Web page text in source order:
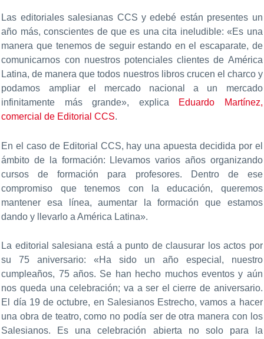
Las editoriales salesianas CCS y edebé están presentes un
año más, conscientes de que es una cita ineludible: «Es una
manera que tenemos de seguir estando en el escaparate, de
comunicarnos con nuestros potenciales clientes de América
Latina, de manera que todos nuestros libros crucen el charco y
podamos ampliar el mercado nacional a un mercado
infinitamente más grande», explica
Eduardo Martínez,
comercial de Editorial CCS.
En el caso de Editorial CCS, hay una apuesta decidida por el
ámbito de la formación: Llevamos varios años organizando
cursos de formación para profesores. Dentro de ese
compromiso que tenemos con la educación, queremos
mantener esa línea, aumentar la formación que estamos
dando y llevarlo a América Latina».
La editorial salesiana está a punto de clausurar los actos por
su 75 aniversario: «Ha sido un año especial, nuestro
cumpleaños, 75 años. Se han hecho muchos eventos y aún
nos queda una celebración; va a ser el cierre de aniversario.
El día 19 de octubre, en Salesianos Estrecho, vamos a hacer
una obra de teatro, como no podía ser de otra manera con los
Salesianos. Es una celebración abierta no solo para la